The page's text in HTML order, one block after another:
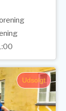
Udsolgt